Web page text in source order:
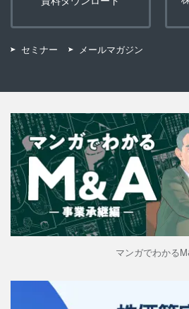
セミナー メールマガジン
マンガでわかる